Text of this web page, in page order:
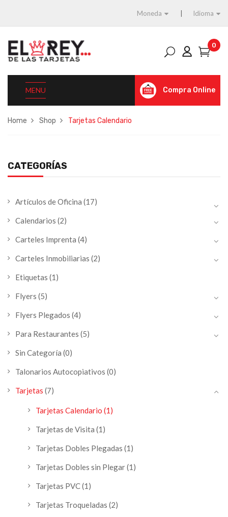
Moneda Idioma
0
MENU Compra Online
Home Shop Tarjetas Calendario
CATEGORÍAS
Artículos de Oficina (17)
Calendarios (2)
Carteles Imprenta (4)
Carteles Inmobiliarias (2)
Etiquetas (1)
Flyers (5)
Flyers Plegados (4)
Para Restaurantes (5)
Sin Categoría (0)
Talonarios Autocopiativos (0)
Tarjetas (7)
Tarjetas Calendario (1)
Tarjetas de Visita (1)
Tarjetas Dobles Plegadas (1)
Tarjetas Dobles sin Plegar(1)
Tarjetas PVC(1)
Tarjetas Troqueladas (2)